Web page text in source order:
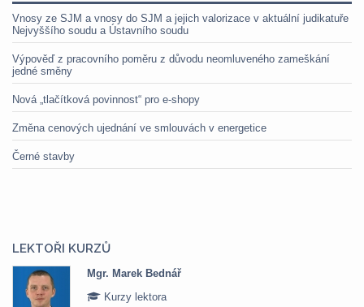
Vnosy ze SJM a vnosy do SJM a jejich valorizace v aktuální judikatuře
Nejvyššího soudu a Ústavního soudu
Výpověď z pracovního poměru z důvodu neomluveného zameškání
jedné směny
Nová „tlačítková povinnost“ pro e-shopy
Změna cenových ujednání ve smlouvách v energetice
Černé stavby
LEKTOŘI KURZŮ
Mgr. Marek Bednář
Kurzy lektora